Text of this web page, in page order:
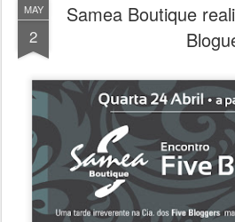
MAY
2
Samea Boutique